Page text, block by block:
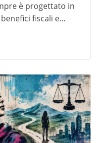
è progettato in
fiscali e...